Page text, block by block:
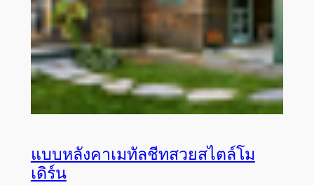
แบบหลังคาเมทัลชีทสวยสไตล์โม
เดิร์น